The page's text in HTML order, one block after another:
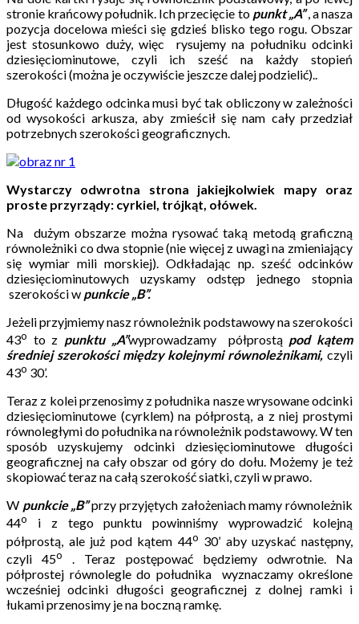
stronie krańcowy południk. Ich przecięcie to punkt „A”, a nasza
pozycja docelowa mieści się gdzieś blisko tego rogu. Obszar
jest stosunkowo duży, więc rysujemy na południku odcinki
dziesięciominutowe, czyli ich sześć na każdy stopień
szerokości (można je oczywiście jeszcze dalej podzielić)..
Długość każdego odcinka musi być tak obliczony w zależności
od wysokości arkusza, aby zmieścił się nam cały przedział
potrzebnych szerokości geograficznych.
Wystarczy odwrotna strona jakiejkolwiek mapy oraz
proste przyrządy: cyrkiel, trójkąt, ołówek.
Na dużym obszarze można rysować taką metodą graficzną
równoleżniki co dwa stopnie (nie więcej z uwagi na zmieniający
się wymiar mili morskiej). Odkładając np. sześć odcinków
dziesięciominutowych uzyskamy odstęp jednego stopnia
szerokości w punkcie „B”.
Jeżeli przyjmiemy nasz równoleżnik podstawowy na szerokości
43o to z punktu „A”wyprowadzamy półprostą pod kątem
średniej szerokości między kolejnymi równoleżnikami, czyli
43o 30’.
Teraz z kolei przenosimy z południka nasze wrysowane odcinki
dziesięciominutowe (cyrklem) na półprostą, a z niej prostymi
równoległymi do południka na równoleżnik podstawowy. W ten
sposób uzyskujemy odcinki dziesięciominutowe długości
geograficznej na cały obszar od góry do dołu. Możemy je też
skopiować teraz na całą szerokość siatki, czyli w prawo.
W punkcie „B”przy przyjętych założeniach mamy równoleżnik
44o i z tego punktu powinniśmy wyprowadzić kolejną
półprostą, ale już pod kątem 44o 30’ aby uzyskać następny,
czyli 45o
. Teraz postępować będziemy odwrotnie. Na
półprostej równolegle do południka wyznaczamy określone
wcześniej odcinki długości geograficznej z dolnej ramki i
łukami przenosimy je na boczną ramkę.